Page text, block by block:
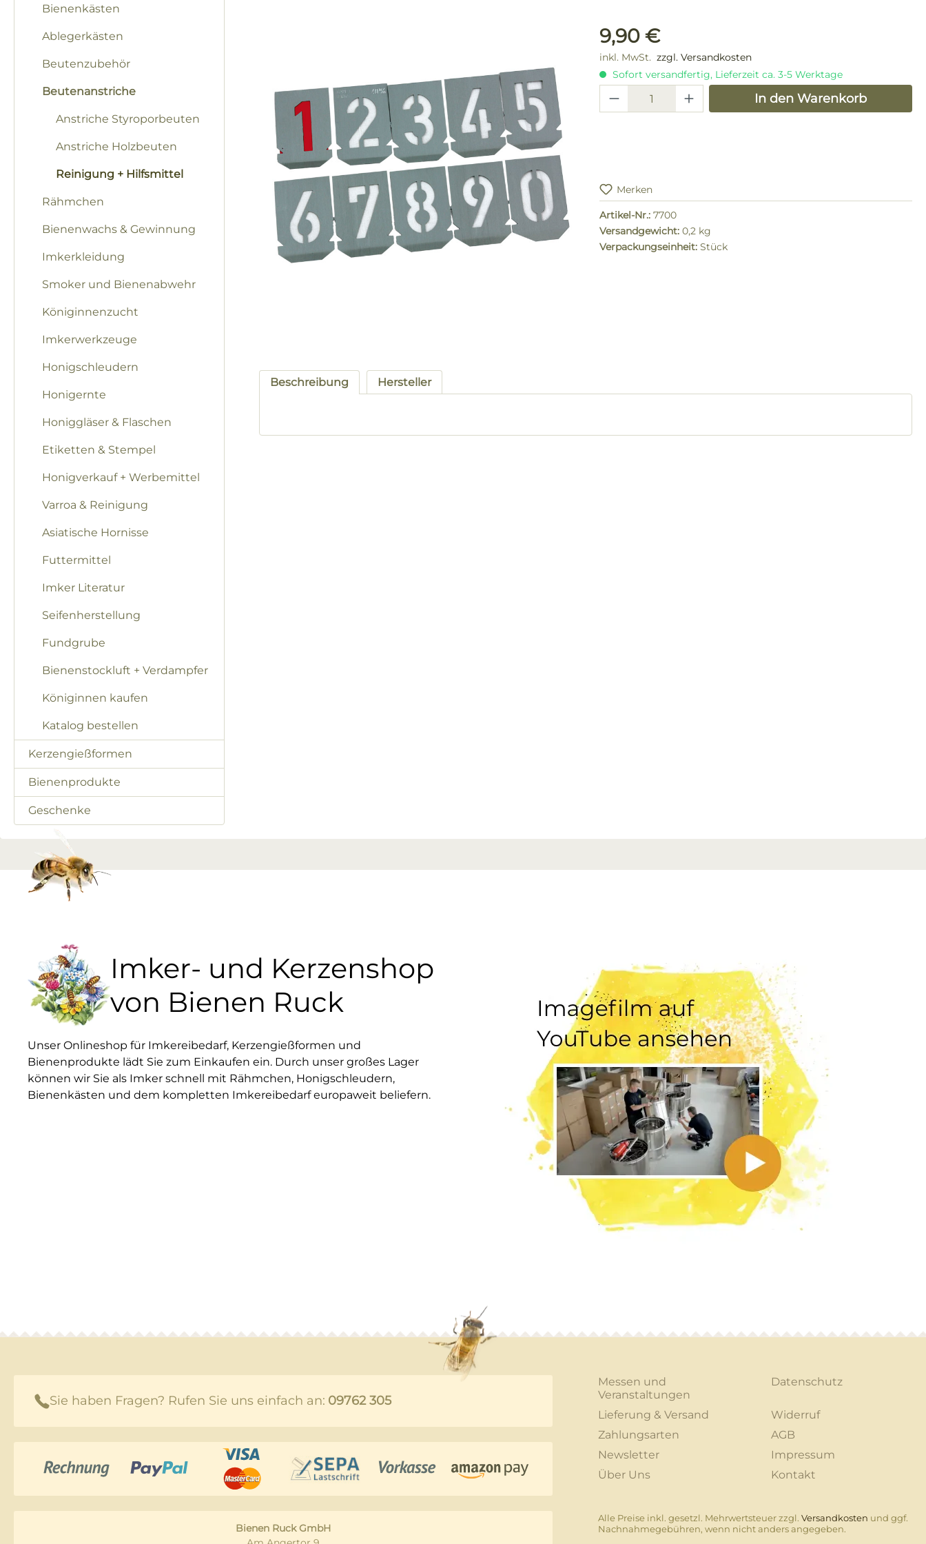
Bienenkästen
Ablegerkästen
Beutenzubehör
Beutenanstriche
Anstriche Styroporbeuten
Anstriche Holzbeuten
Reinigung + Hilfsmittel
Rähmchen
Bienenwachs & Gewinnung
Imkerkleidung
Smoker und Bienenabwehr
Königinnenzucht
Imkerwerkzeuge
Honigschleudern
Honigernte
Honiggläser & Flaschen
Etiketten & Stempel
Honigverkauf + Werbemittel
Varroa & Reinigung
Asiatische Hornisse
Futtermittel
Imker Literatur
Seifenherstellung
Fundgrube
Bienenstockluft + Verdampfer
Königinnen kaufen
Katalog bestellen
Kerzengießformen
Bienenprodukte
Geschenke
Regulärer Preis:
9,90 €
inkl. MwSt. zzgl. Versandkosten
Sofort versandfertig, Lieferzeit ca. 3-5 Werktage
Produkt Anzahl: Gib denIn den Warenkorb
Merken
Artikel-Nr.: 7700
Versandgewicht: 0,2 kg
Verpackungseinheit: Stück
Beschreibung Hersteller
Imker- und Kerzenshop
von Bienen Ruck
Unser Onlineshop für Imkereibedarf, Kerzengießformen und
Bienenprodukte lädt Sie zum Einkaufen ein. Durch unser großes Lager
können wir Sie als Imker schnell mit Rähmchen, Honigschleudern,
Bienenkästen und dem kompletten Imkereibedarf europaweit beliefern.
Sie haben Fragen? Rufen Sie uns einfach an: 09762 305
Bienen Ruck GmbH
Messen und
Veranstaltungen
Datenschutz
Lieferung & Versand
Widerruf
Zahlungsarten
AGB
Newsletter
Impressum
Über Uns
Kontakt
Alle Preise inkl. gesetzl. Mehrwertsteuer zzgl. Versandkosten und ggf.
Nachnahmegebühren, wenn nicht anders angegeben.